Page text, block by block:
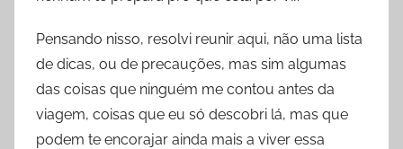
Pensando nisso, resolvi reunir aqui, não uma lista
de dicas, ou de precauções, mas sim algumas
das coisas que ninguém me contou antes da
viagem, coisas que eu só descobri lá, mas que
podem te encorajar ainda mais a viver essa